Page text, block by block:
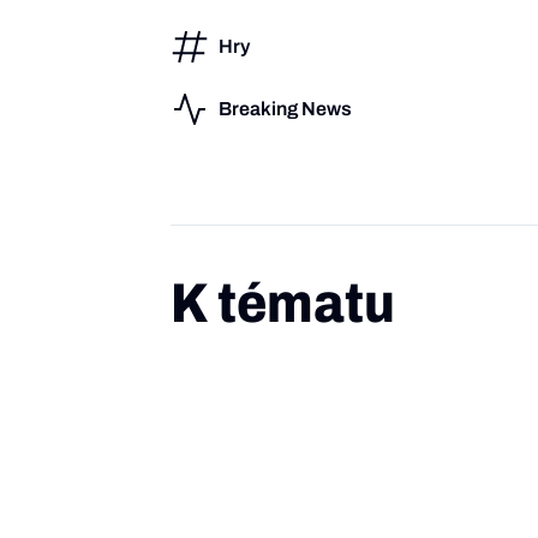
Hry
Breaking News
K tématu